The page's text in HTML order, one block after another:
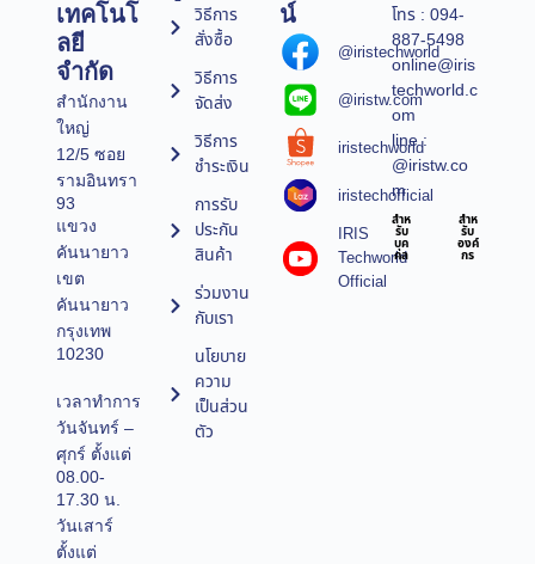
เทคโนโ
ลยี
จำกัด
สำนักงาน
ใหญ่
12/5 ซอย
รามอินทรา
93
แขวง
คันนายาว
เขต
คันนายาว
กรุงเทพ
10230
เวลาทำการ
วันจันทร์ –
ศุกร์ ตั้งแต่
08.00-
17.30 น.
วันเสาร์
ตั้งแต่
วิธีการ
สั่งซื้อ
วิธีการ
จัดส่ง
วิธีการ
ชำระเงิน
การรับ
ประกัน
สินค้า
ร่วมงาน
กับเรา
นโยบาย
ความ
เป็นส่วน
ตัว
น์
@iristechworld
@iristw.com
iristechworld
iristechofficial
IRIS
Techworld
Official
โทร : 094-
887-5498
online@iris
techworld.c
om
line :
@iristw.co
m
สำห
รับ
บุค
คล
สำห
รับ
องค์
กร